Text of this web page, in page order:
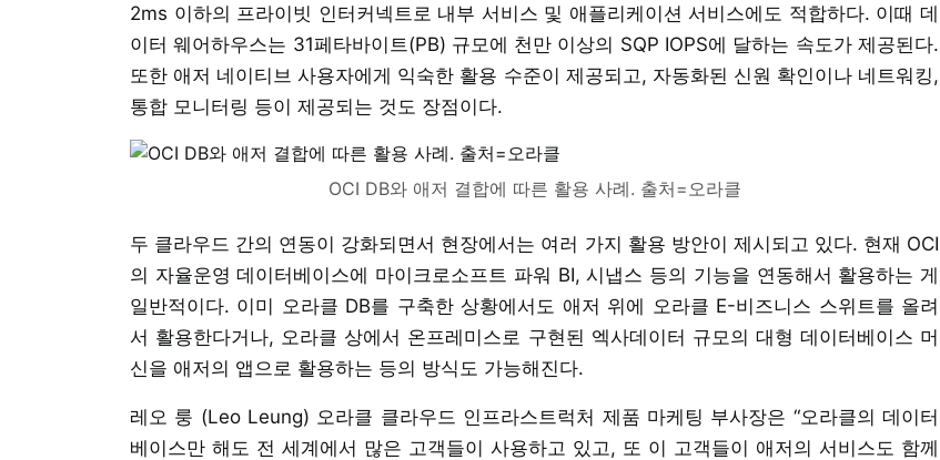
2ms 이하의 프라이빗 인터커넥트로 내부 서비스 및 애플리케이션 서비스에도 적합하다. 이때 데
이터 웨어하우스는 31페타바이트(PB) 규모에 천만 이상의 SQP IOPS에 달하는 속도가 제공된다.
또한 애저 네이티브 사용자에게 익숙한 활용 수준이 제공되고, 자동화된 신원 확인이나 네트워킹,
통합 모니터링 등이 제공되는 것도 장점이다.
OCI DB와 애저 결합에 따른 활용 사례. 출처=오라클
두 클라우드 간의 연동이 강화되면서 현장에서는 여러 가지 활용 방안이 제시되고 있다. 현재 OCI
의 자율운영 데이터베이스에 마이크로소프트 파워 BI, 시냅스 등의 기능을 연동해서 활용하는 게
일반적이다. 이미 오라클 DB를 구축한 상황에서도 애저 위에 오라클 E-비즈니스 스위트를 올려
서 활용한다거나, 오라클 상에서 온프레미스로 구현된 엑사데이터 규모의 대형 데이터베이스 머
신을 애저의 앱으로 활용하는 등의 방식도 가능해진다.
레오 룽 (Leo Leung) 오라클 클라우드 인프라스트럭처 제품 마케팅 부사장은 “오라클의 데이터
베이스만 해도 전 세계에서 많은 고객들이 사용하고 있고, 또 이 고객들이 애저의 서비스도 함께